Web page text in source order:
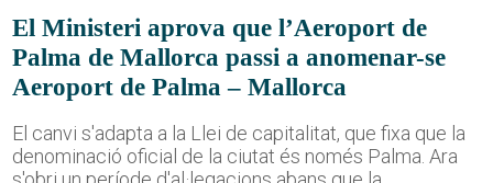
El Ministeri aprova que l’Aeroport de
Palma de Mallorca passi a anomenar-se
Aeroport de Palma – Mallorca
El canvi s'adapta a la Llei de capitalitat, que fixa que la
denominació oficial de la ciutat és només Palma. Ara